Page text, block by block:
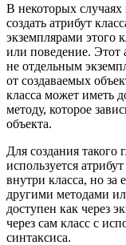
В некоторых
создать атрибут
экземплярами этого
или поведение. Этот
не отдельным
от создаваемых
класса может иметь
методу, которое
объекта.
Для создания такого
используется
внутри класса, но за
другими методами
доступен как через
через сам класс с
синтаксиса.